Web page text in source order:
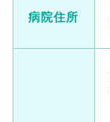
病院住所